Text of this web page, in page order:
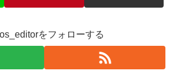
をフォローする